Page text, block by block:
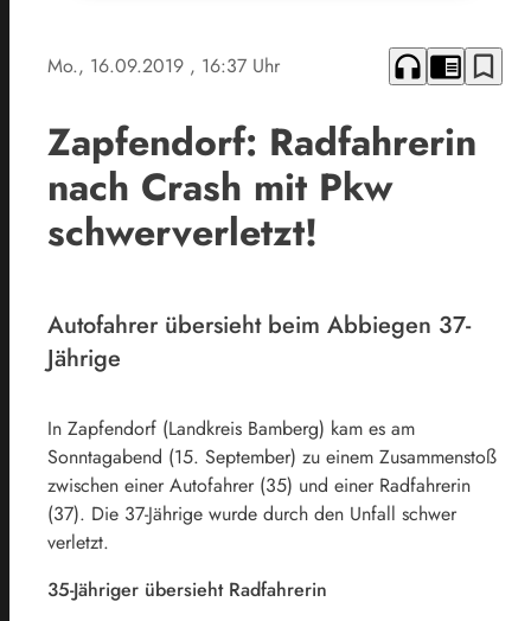
Mo., 16.09.2019 , 16:37 Uhr headphones chrome_reader_mode bookmark_border
Zapfendorf: Radfahrerin
nach Crash mit Pkw
schwerverletzt!
Autofahrer übersieht beim Abbiegen 37-
Jährige
In Zapfendorf (Landkreis Bamberg) kam es am
Sonntagabend (15. September) zu einem Zusammenstoß
zwischen einer Autofahrer (35) und einer Radfahrerin
(37). Die 37-Jährige wurde durch den Unfall schwer
verletzt.
35-Jähriger übersieht Radfahrerin